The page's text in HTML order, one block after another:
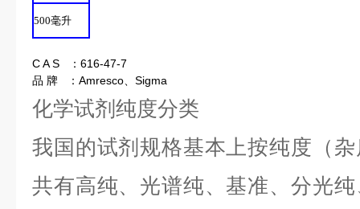
500毫升
C A S ：616-47-7
品 牌 ：Amresco、Sigma
化学试剂纯度分类
我国的试剂规格基本上按纯度（
共有高纯、光谱纯、基准、分光